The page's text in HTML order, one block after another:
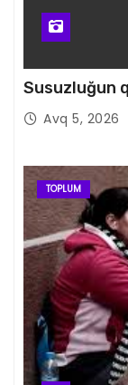
Susuzluğun
Avq 5, 2026
TOPLUM